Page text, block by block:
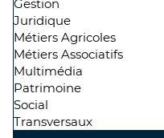
Gestion
Juridique
Métiers Agricoles
Métiers Associatifs
Multimédia
Patrimoine
Social
Transversaux